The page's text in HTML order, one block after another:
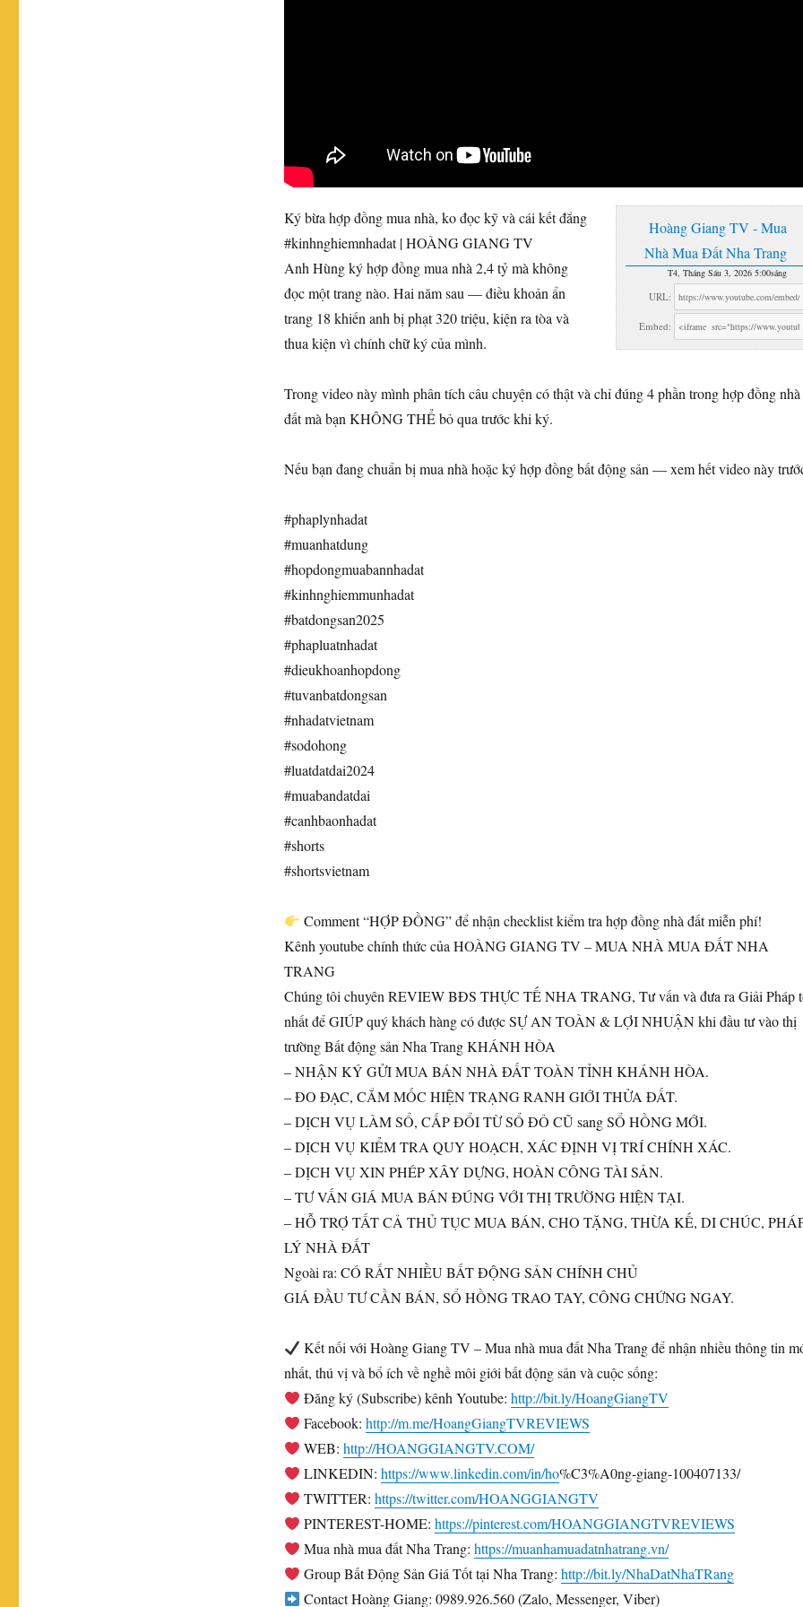
Hoàng Giang TV - Mua
Nhà Mua Đất Nha Trang
T4, Tháng Sáu 3, 2026 5:00sáng
URL:
Embed:
Ký bừa hợp đồng mua nhà, ko đọc kỹ và cái kết đắng
#kinhnghiemnhadat | HOÀNG GIANG TV
Anh Hùngký hợp đồng mua nhà 2,4 tỷ mà không
đọc một trang nào. Hai năm sau — điều khoản ẩn
trang 18 khiến anh bị phạt 320 triệu, kiện ra tòa và
thua kiện vì chính chữ ký của mình.
Trong video này mình phân tích câu chuyện có thật và chỉ đúng 4 phần trong hợp đồng nhà
đất mà bạn KHÔNG THỂ bỏ qua trước khi ký.
Nếu bạn đang chuẩn bị mua nhà hoặc ký hợp đồng bất động sản — xem hết video này
#phaplynhadat
#muanhatdung
#hopdongmuabannhadat
#kinhnghiemmunhadat
#batdongsan2025
#phapluatnhadat
#dieukhoanhopdong
#tuvanbatdongsan
#nhadatvietnam
#sodohong
#luatdatdai2024
#muabandatdai
#canhbaonhadat
#shorts
#shortsvietnam
Comment “HỢP ĐỒNG” để nhận checklist kiểm tra hợp đồng nhà đất miễn phí!
Kênh youtube chính thức của HOÀNG GIANG TV – MUA NHÀ MUA ĐẤT NHA
TRANG
Chúng tôi chuyên REVIEW BĐS THỰC TẾ NHA TRANG, Tư vấn và đưa ra Giải Pháp
nhất để GIÚP quý khách hàng có được SỰ AN TOÀN & LỢI NHUẬN khi đầu tư vào thị
trường Bất động sản Nha Trang KHÁNH HÒA
– NHẬN KÝ GỬI MUA BÁN NHÀ ĐẤT TOÀN TỈNH KHÁNH HÒA.
– ĐO ĐẠC, CẮM MỐC HIỆN TRẠNG RANH GIỚI THỬA ĐẤT.
– DỊCH VỤ LÀM SỔ, CẤP ĐỔI TỪ SỔ ĐỎ CŨ sang SỔ HỒNG MỚI.
– DỊCH VỤ KIỂM TRA QUY HOẠCH, XÁC ĐỊNH VỊ TRÍ CHÍNH XÁC.
– DỊCH VỤ XIN PHÉP XÂY DỰNG, HOÀN CÔNG TÀI SẢN.
– TƯ VẤN GIÁ MUA BÁN ĐÚNG VỚI THỊ TRƯỜNG HIỆN TẠI.
– HỖ TRỢ TẤT CẢ THỦ TỤC MUA BÁN, CHO TẶNG, THỪA KẾ, DI CHÚC,
LÝ NHÀ ĐẤT
Ngoài ra: CÓ RẤT NHIỀU BẤT ĐỘNG SẢN CHÍNH CHỦ
GIÁ ĐẦU TƯ CẦN BÁN, SỔ HỒNG TRAO TAY, CÔNG CHỨNG NGAY.
Kết nối với Hoàng Giang TV – Mua nhà mua đất Nha Trang để nhận nhiều thông tin
nhất, thú vị và bổ ích về nghề môi giới bất động sản và cuộc sống:
Đăng ký (Subscribe) kênh Youtube:http://bit.ly/HoangGiangTV
Facebook:http://m.me/HoangGiangTVREVIEWS
WEB:http://HOANGGIANGTV.COM/
LINKEDIN:https://www.linkedin.com/in/ho%C3%A0ng-giang-100407133/
TWITTER:https://twitter.com/HOANGGIANGTV
PINTEREST-HOME:https://pinterest.com/HOANGGIANGTVREVIEWS
Mua nhà mua đất Nha Trang:https://muanhamuadatnhatrang.vn/
Group Bất Động Sản Giá Tốt tại Nha Trang:http://bit.ly/NhaDatNhaTRang
Contact Hoàng Giang: 0989.926.560 (Zalo, Messenger, Viber)